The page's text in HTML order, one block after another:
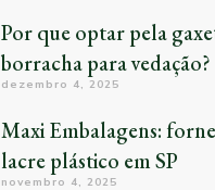
Por que optar pela
borracha para vedação?
dezembro 4, 2025
Maxi Embalagens:
lacre plástico em SP
novembro 4, 2025